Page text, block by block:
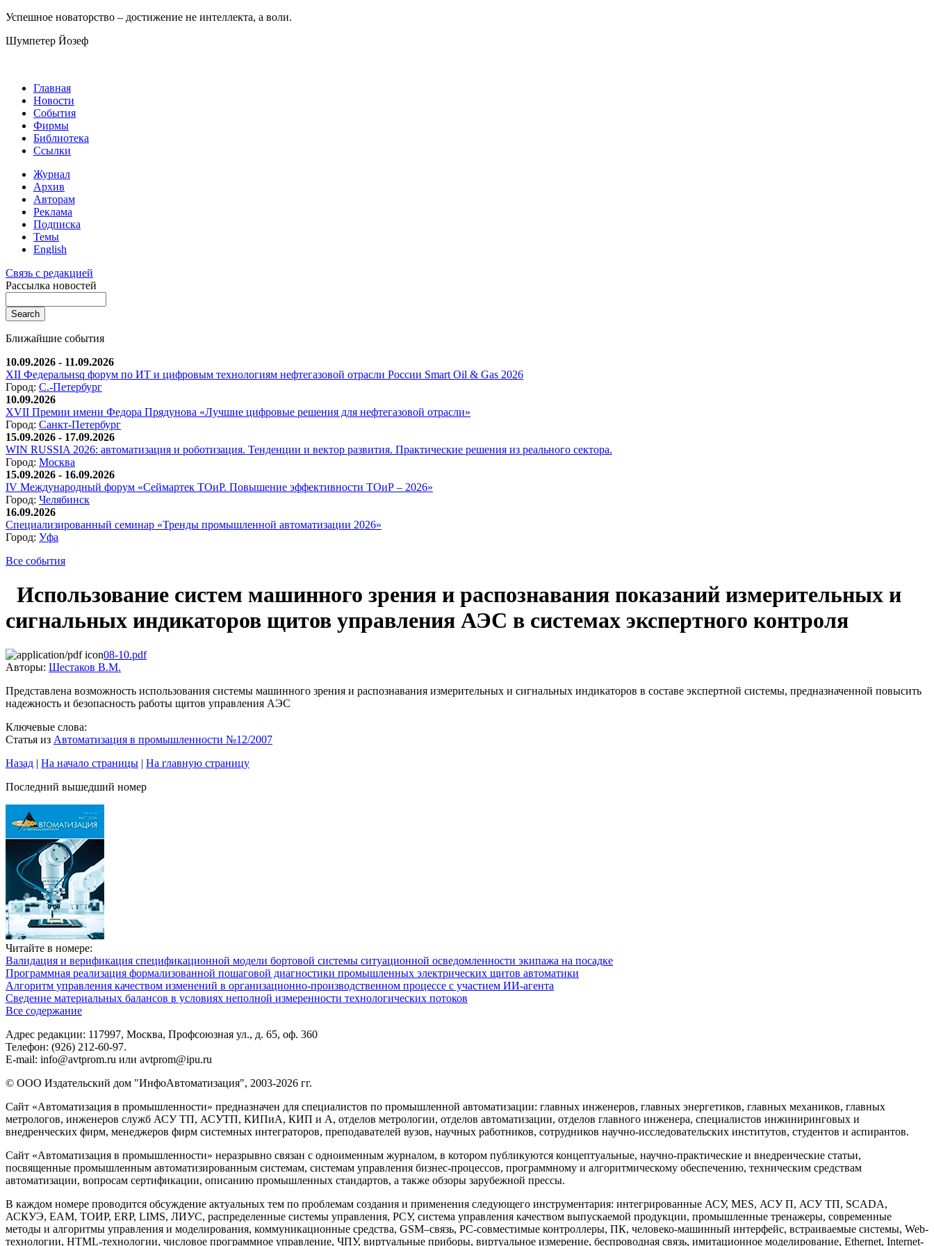
Успешное новаторство – достижение не интеллекта, а воли.
Шумпетер Йозеф
Главная
Новости
События
Фирмы
Библиотека
Ссылки
Журнал
Архив
Авторам
Реклама
Подписка
Темы
English
Связь с редакцией
Рассылка новостей
Ближайшие события
10.09.2026 - 11.09.2026
XII Федеральнsq форум по ИТ и цифровым технологиям нефтегазовой отрасли России Smart Oil & Gas 2026
Город: С.-Петербург
10.09.2026
XVII Премии имени Федора Прядунова «Лучшие цифровые решения для нефтегазовой отрасли»
Город: Санкт-Петербург
15.09.2026 - 17.09.2026
WIN RUSSIA 2026: автоматизация и роботизация. Тенденции и вектор развития. Практические решения из реального сектора.
Город: Москва
15.09.2026 - 16.09.2026
IV Международный форум «Сеймартек ТОиР. Повышение эффективности ТОиР – 2026»
Город: Челябинск
16.09.2026
Специализированный семинар «Тренды промышленной автоматизации 2026»
Город: Уфа
Все события
Использование систем машинного зрения и распознавания показаний измерительных и
сигнальных индикаторов щитов управления АЭС в системах экспертного контроля
08-10.pdf
Авторы: Шестаков В.М.
Представлена возможность использования системы машинного зрения и распознавания измерительных и сигнальных индикаторов в составе экспертной системы, предназначенной повысить
надежность и безопасность работы щитов управления АЭС
Ключевые слова:
Статья из Автоматизация в промышленности №12/2007
Назад | На начало страницы | На главную страницу
Последний вышедший номер
Читайте в номере:
Валидация и верификация спецификационной модели бортовой системы ситуационной осведомленности экипажа на посадке
Программная реализация формализованной пошаговой диагностики промышленных электрических щитов автоматики
Алгоритм управления качеством изменений в организационно-производственном процессе с участием ИИ-агента
Сведение материальных балансов в условиях неполной измеренности технологических потоков
Все содержание
Адрес редакции: 117997, Москва, Профсоюзная ул., д. 65, оф. 360
Телефон: (926) 212-60-97.
E-mail: info@avtprom.ru или avtprom@ipu.ru
© ООО Издательский дом "ИнфоАвтоматизация", 2003-2026 гг.
Сайт «Автоматизация в промышленности» предназначен для специалистов по промышленной автоматизации: главных инженеров, главных энергетиков, главных механиков, главных
метрологов, инженеров служб АСУ ТП, АСУТП, КИПиА, КИП и А, отделов метрологии, отделов автоматизации, отделов главного инженера, специалистов инжиниринговых и
внедренческих фирм, менеджеров фирм системных интеграторов, преподавателей вузов, научных работников, сотрудников научно-исследовательских институтов, студентов и аспирантов.
Сайт «Автоматизация в промышленности» неразрывно связан с одноименным журналом, в котором публикуются концептуальные, научно-практические и внедренческие статьи,
посвященные промышленным автоматизированным системам, системам управления бизнес-процессов, программному и алгоритмическому обеспечению, техническим средствам
автоматизации, вопросам сертификации, описанию промышленных стандартов, а также обзоры зарубежной прессы.
В каждом номере проводится обсуждение актуальных тем по проблемам создания и применения следующего инструментария: интегрированные АСУ, MES, АСУ П, АСУ ТП, SCADA,
АСКУЭ, EAM, ТОИР, ERP, LIMS, ЛИУС, распределенные системы управления, РСУ, система управления качеством выпускаемой продукции, промышленные тренажеры, современные
методы и алгоритмы управления и моделирования, коммуникационные средства, GSM–связь, РС-совместимые контроллеры, ПК, человеко-машинный интерфейс, встраиваемые системы, Web-
технологии, HTML-технологии, числовое программное управление, ЧПУ, виртуальные приборы, виртуальное измерение, беспроводная связь, имитационное моделирование, Ethernet, Internet-